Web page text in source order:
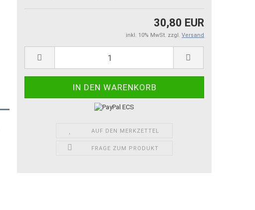
30,80 EUR
inkl. 10% MwSt. zzgl. Versand
AUF DEN MERKZETTEL
FRAGE ZUM PRODUKT